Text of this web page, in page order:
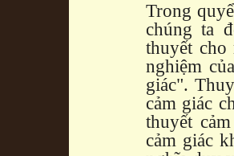
Trong
chúng ta
thuyết cho
nghiệm
giác".
cảm giác
thuyết
cảm giác